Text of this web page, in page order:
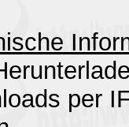
per